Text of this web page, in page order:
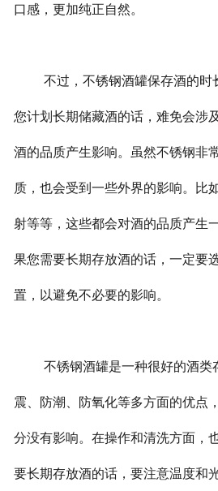
口感，更加纯正自然。
不过，不锈钢酒罐保存酒的时
您计划长期储藏酒的话，难免会涉
酒的品质产生影响。虽然不锈钢非
质，也会受到一些外界的影响。比
射等等，这些都会对酒的品质产生
果您需要长期存放酒的话，一定要
置，以避免不必要的影响。
不锈钢酒罐是一种很好的酒类
震、防潮、防氧化等多方面的优点
分没有影响。在操作和清洗方面，
要长期存放酒的话，要注意温度和